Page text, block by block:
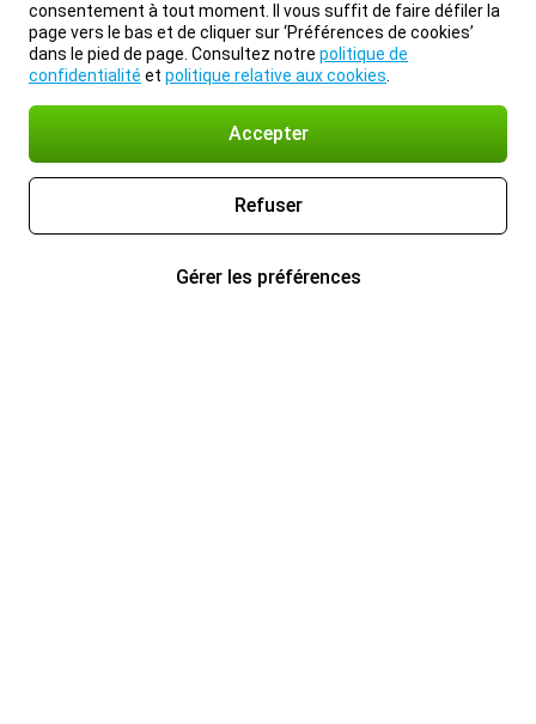
consentement à tout moment. Il vous suffit de faire défiler la
page vers le bas et de cliquer sur ‘Préférences de cookies’
dans le pied de page. Consultez notre politique de
confidentialité et politique relative aux cookies
Accepter
Refuser
Gérer les préférences